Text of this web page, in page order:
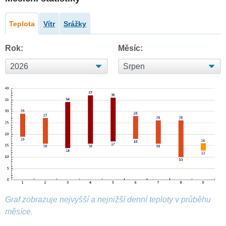
Teplota Vítr Srážky
Rok: Měsíc:
Graf zobrazuje nejvyšší a nejnižší denní teploty v průběhu
měsíce.